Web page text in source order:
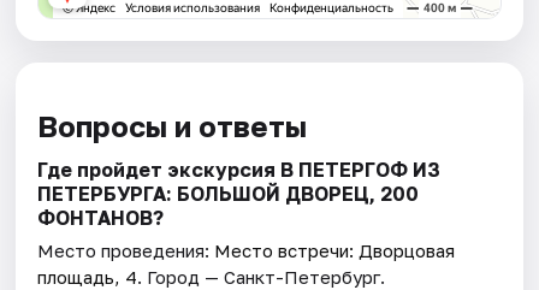
Вопросы и ответы
Где пройдет экскурсия В ПЕТЕРГОФ ИЗ
ПЕТЕРБУРГА: БОЛЬШОЙ ДВОРЕЦ, 200
ФОНТАНОВ?
Место проведения: Место встречи: Дворцовая
площадь, 4. Город — Санкт-Петербург.